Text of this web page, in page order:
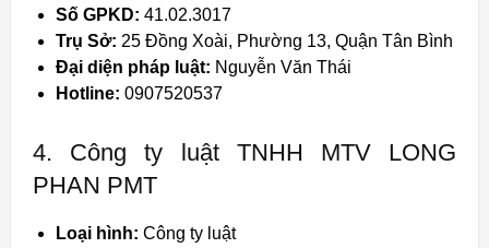
Số GPKD: 41.02.3017
Trụ Sở: 25 Đồng Xoài, Phường 13, Quận Tân Bình
Đại diện pháp luật: Nguyễn Văn Thái
Hotline: 0907520537
4. Công ty luật TNHH MTV LONG
PHAN PMT
Loại hình: Công ty luật